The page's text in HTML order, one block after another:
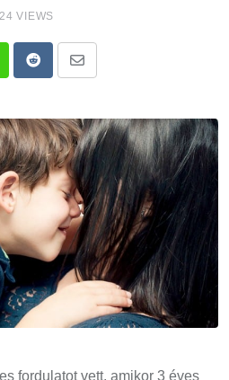
VIEWS
Reddit
Email
fordulatot vett, amikor 3 éves